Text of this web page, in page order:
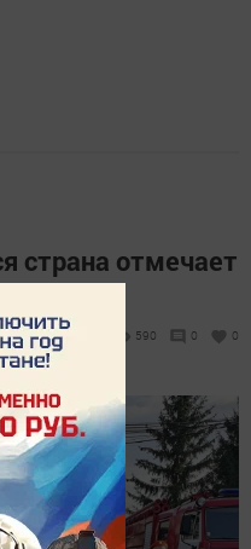
страна отмечает
-
590 0 0